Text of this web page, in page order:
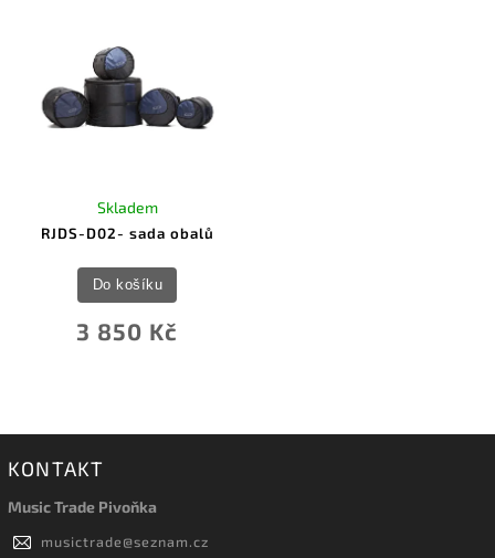
RJDS-D02- sada obalů
Skladem
3 850 Kč
Do košíku
KONTAKT
Music Trade Pivoňka
musictrade@seznam.cz